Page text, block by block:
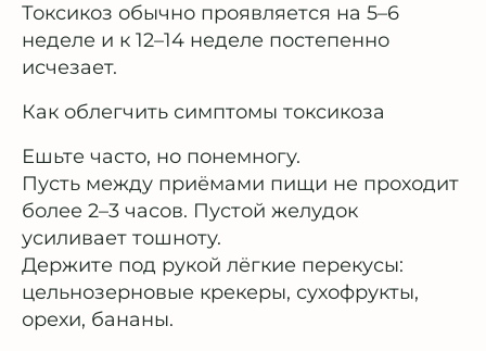
Токсикоз обычно проявляется на 5–6
неделе и к 12–14 неделе постепенно
исчезает.
Как облегчить симптомы токсикоза
Ешьте часто, но понемногу.
Пусть между приёмами пищи не проходит
более 2–3 часов. Пустой желудок
усиливает тошноту.
Держите под рукой лёгкие перекусы:
цельнозерновые крекеры, сухофрукты,
орехи, бананы.